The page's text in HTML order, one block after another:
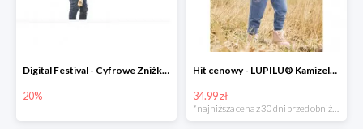
Digital Festival - Cyfrowe Zniżki Ubrania dla dzieci w Lidlu -20%
20%
Hit cenowy - LUPILU® Kamizelka pikowana dziewczęca
34.99 zł